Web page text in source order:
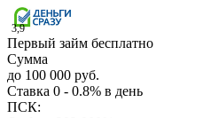
3,9
Первый займ бесплатно
Сумма
до 100 000 руб.
Ставка 0 - 0.8% в день
ПСК: